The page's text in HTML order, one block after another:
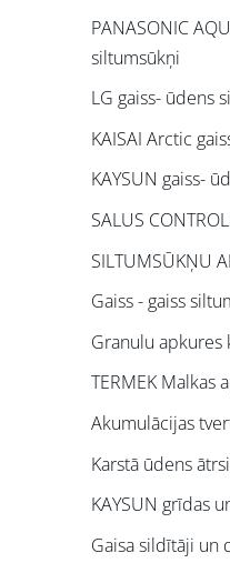
PANASONIC
siltumsūkņi
LG gaiss- ūdens
KAISAI Arctic
KAYSUN gaiss-
SALUS
SILTUMSŪKŅU
Gaiss - gaiss
Granulu apkures
TERMEK Malkas
Akumulācijas
Karstā ūdens
KAYSUN grīdas
Gaisa sildītāji un